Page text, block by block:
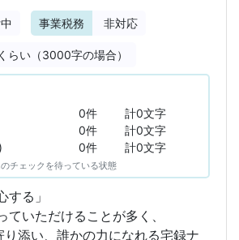
事業税務 非対応
らい（3000字の場合）
0件
計0文字
0件
計0文字
0件 計0文字
チェックを待っている状態
する」
ていただけることが多く、
り添い、誰かの力になれる宅録ナ